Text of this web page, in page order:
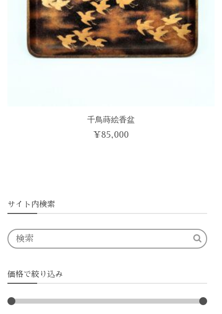
千鳥蒔絵香盆
¥85,000
サイト内検索
価格で絞り込み